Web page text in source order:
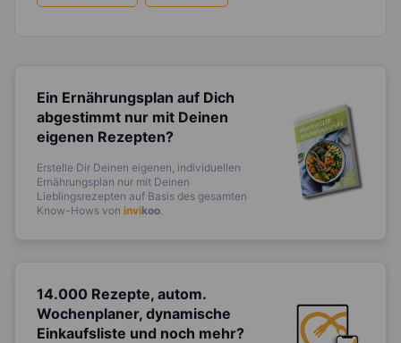
Ein Ernährungsplan auf Dich
abgestimmt nur mit Deinen
eigenen Rezepten?
Erstelle Dir Deinen eigenen, individuellen
Ernährungsplan nur mit Deinen
Lieblingsrezepten auf Basis des gesamten
Know-Hows von invikoo
14.000 Rezepte, autom.
Wochenplaner, dynamische
Einkaufsliste und noch mehr?